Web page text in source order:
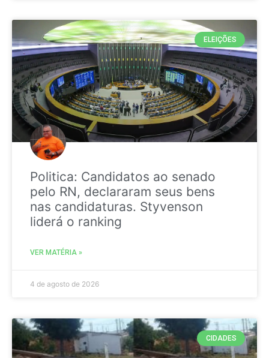
ELEIÇÕES
Politica: Candidatos ao senado
pelo RN, declararam seus bens
nas candidaturas. Styvenson
liderá o ranking
VER MATÉRIA »
4 de agosto de 2026
CIDADES